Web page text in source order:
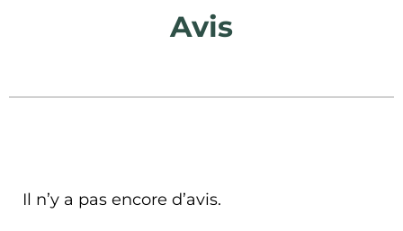
Avis
Il n’y a pas encore d’avis.